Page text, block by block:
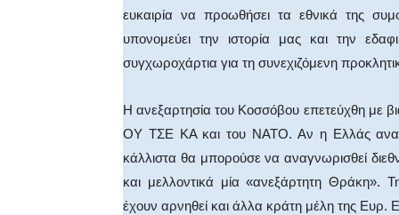
ευκαιρία να προωθήσει τα εθνικά της
υπονομεύει την ιστορία μας και την
συγχωροχάρτια για τη συνεχιζόμενη
Η ανεξαρτησία του Κοσσόβου επετεύχθη με
ΟΥ ΤΣΕ ΚΑ και του ΝΑΤΟ. Αν η Ελλάς
κάλλιστα θα μπορούσε να αναγνωρισθεί
και μελλοντικά μία «ανεξάρτητη Θράκη».
έχουν αρνηθεί και άλλα κράτη μέλη της